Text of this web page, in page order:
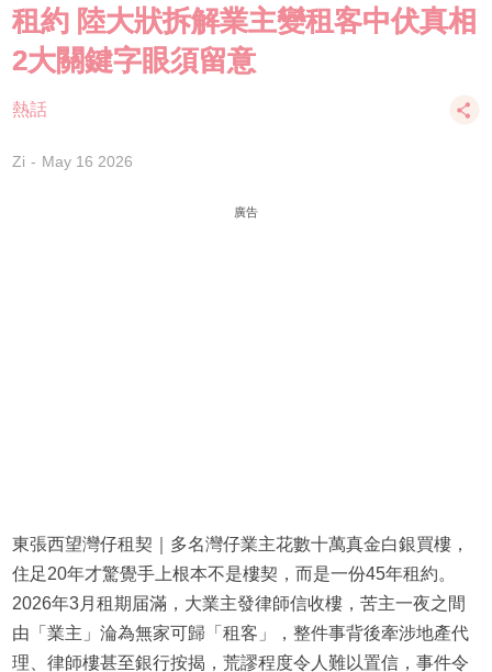
租約 陸大狀拆解業主變租客中伏真相
2大關鍵字眼須留意
熱話
Zi May 16 2026
廣告
東張西望灣仔租契｜多名灣仔業主花數十萬真金白銀買樓，
住足20年才驚覺手上根本不是樓契，而是一份45年租約。
2026年3月租期届滿，大業主發律師信收樓，苦主一夜之間
由「業主」淪為無家可歸「租客」，整件事背後牽涉地產代
理、律師樓甚至銀行按揭，荒謬程度令人難以置信，事件令